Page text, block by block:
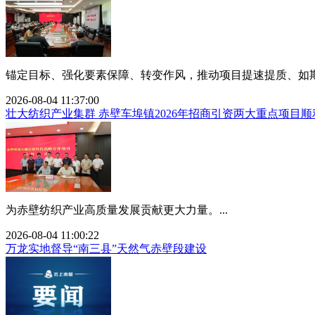
锚定目标、强化要素保障、转变作风，推动项目提速提质、如
2026-08-04 11:37:00
壮大纺织产业集群 赤壁车埠镇2026年招商引资两大重点项目顺
为赤壁纺织产业高质量发展贡献更大力量。...
2026-08-04 11:00:22
万龙实地督导“南三县”天然气赤壁段建设